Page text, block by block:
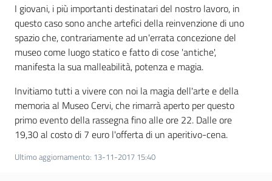
Argomenti
Per i media
Per i cittadini
I giovani, i più importanti destinatari del nostro lavoro, in
questo caso sono anche artefici della reinvenzione di uno
spazio che, contrariamente ad un'errata concezione del
museo come luogo statico e fatto di cose 'antiche',
manifesta la sua malleabilità, potenza e magia.
Invitiamo tutti a vivere con noi la magia dell'arte e della
memoria al Museo Cervi, che rimarrà aperto per questo
primo evento della rassegna fino alle ore 22. Dalle ore
19,30 al costo di 7 euro l'offerta di un aperitivo-cena.
Ultimo aggiornamento: 13-11-2017 15:40